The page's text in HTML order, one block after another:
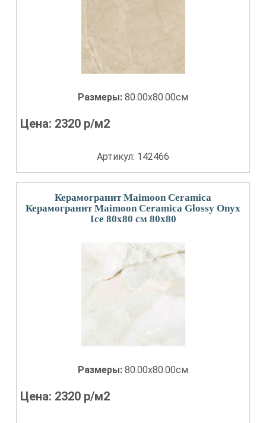
Размеры: 80.00x80.00см
Цена: 2320 р/м2
Артикул: 142466
Керамогранит Maimoon Ceramica
Керамогранит Maimoon Ceramica Glossy Onyx
Ice 80х80 см 80x80
Размеры: 80.00x80.00см
Цена: 2320 р/м2